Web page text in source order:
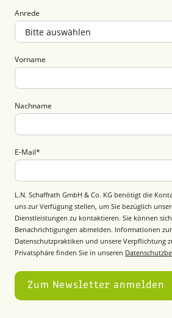
Anrede
Vorname
Nachname
E-Mail*
L.N. Schaffrath GmbH & Co. KG benötigt die
uns zur Verfügung stellen, um Sie bezüglich
Dienstleistungen zu kontaktieren. Sie können
Benachrichtigungen abmelden. Informationen
Datenschutzpraktiken und unsere Verpflichtung
Privatsphäre finden Sie in unseren